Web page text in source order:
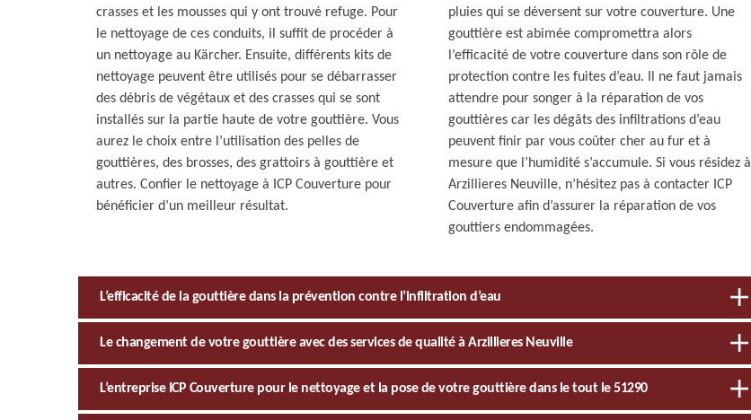
crasses et les mousses qui y ont trouvé refuge. Pour
le nettoyage de ces conduits, il suffit de procéder à
un nettoyage au Kärcher. Ensuite, différents kits de
nettoyage peuvent être utilisés pour se débarrasser
des débris de végétaux et des crasses qui se sont
installés sur la partie haute de votre gouttière. Vous
aurez le choix entre l’utilisation des pelles de
gouttières, des brosses, des grattoirs à gouttière et
autres. Confier le nettoyage à ICP Couverture pour
bénéficier d’un meilleur résultat.
pluies qui se déversent sur votre couverture. Une
gouttière est abimée compromettra alors
l’efficacité de votre couverture dans son rôle de
protection contre les fuites d’eau. Il ne faut jamais
attendre pour songer à la réparation de vos
gouttières car les dégâts des infiltrations d’eau
peuvent finir par vous coûter cher au fur et à
mesure que l’humidité s’accumule. Si vous résidez à
Arzillieres Neuville, n’hésitez pas à contacter ICP
Couverture afin d’assurer la réparation de vos
gouttiers endommagées.
L’efficacité de la gouttière dans la prévention contre l’infiltration d’eau
Le changement de votre gouttière avec des services de qualité à Arzillieres Neuville
L’entreprise ICP Couverture pour le nettoyage et la pose de votre gouttière dans le tout le 51290